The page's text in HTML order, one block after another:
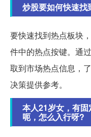
炒股要如何快速找
要快速找到热点板块
件中的热点按键。通
取到市场热点信息，
决策提供参考。
本人21岁女，有固
呃，怎么入行呀?